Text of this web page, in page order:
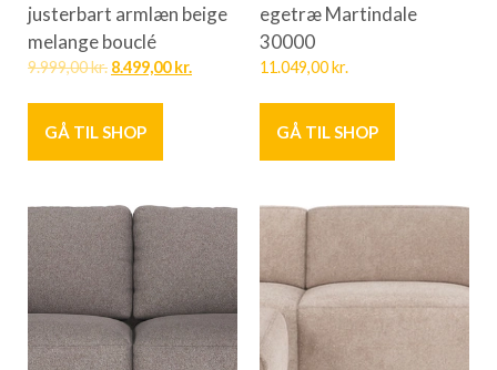
justerbart armlæn beige
melange bouclé
9.999,00kr. 8.499,00kr.
GÅ TIL SHOP
egetræ Martindale
30000
11.049,00kr.
GÅ TIL SHOP